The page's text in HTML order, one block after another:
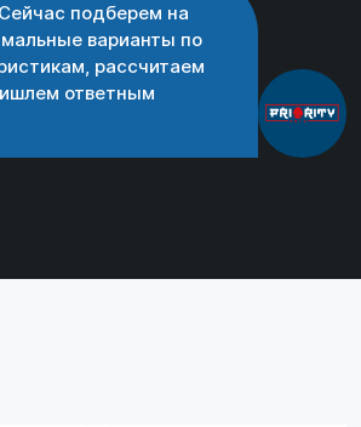
подберем на
варианты по
рассчитаем
ответным